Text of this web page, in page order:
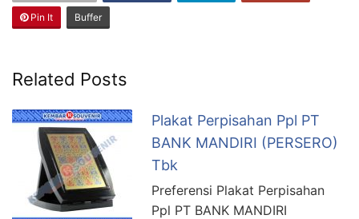
Pin It Buffer
Related Posts
Plakat Perpisahan Ppl PT
BANK MANDIRI (PERSERO)
Tbk
Preferensi Plakat Perpisahan
Ppl PT BANK MANDIRI